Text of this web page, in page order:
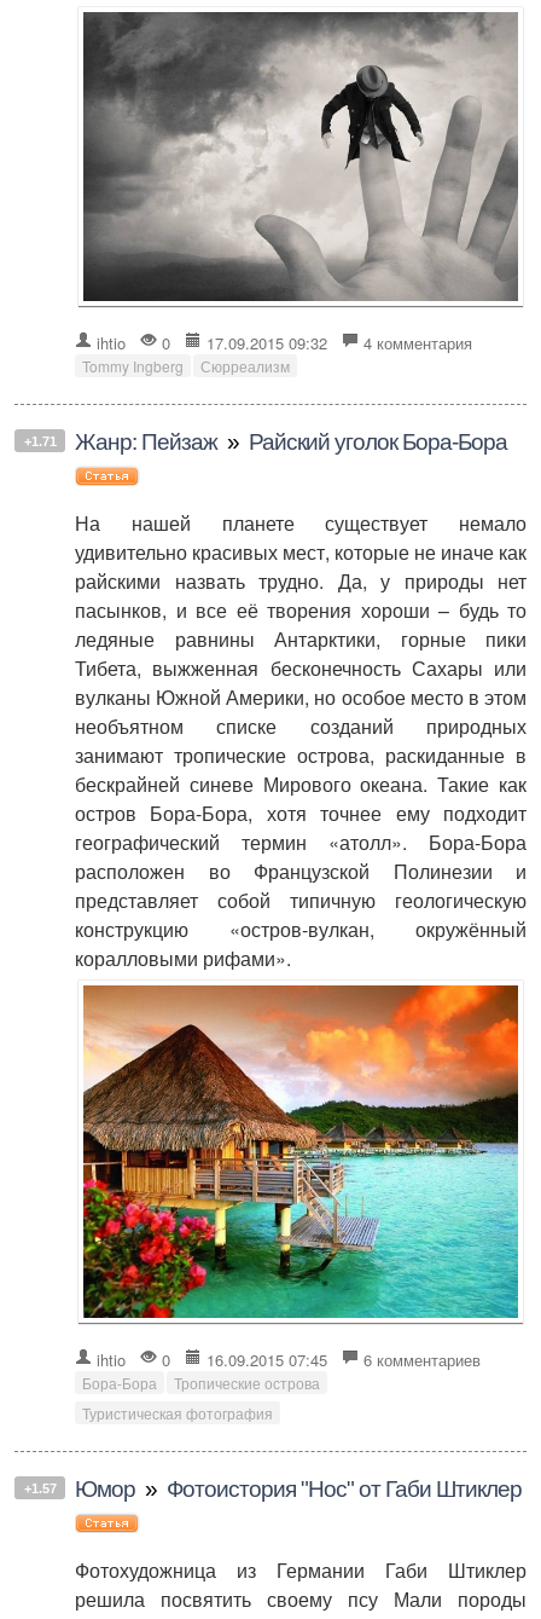
ihtio 0 17.09.2015 09:32 4 комментария
Tommy Ingberg Сюрреализм
+1.71 Жанр: Пейзаж » Райский уголок Бора-Бора
На нашей планете существует немало
удивительно красивых мест, которые не иначе как
райскими назвать трудно. Да, у природы нет
пасынков, и все её творения хороши – будь то
ледяные равнины Антарктики, горные пики
Тибета, выжженная бесконечность Сахары или
вулканы Южной Америки, но особое место в этом
необъятном списке созданий природных
занимают тропические острова, раскиданные в
бескрайней синеве Мирового океана. Такие как
остров Бора-Бора, хотя точнее ему подходит
географический термин «атолл». Бора-Бора
расположен во Французской Полинезии и
представляет собой типичную геологическую
конструкцию «остров-вулкан, окружённый
коралловыми рифами».
ihtio 0 16.09.2015 07:45 6 комментариев
Бора-Бора
Тропические острова
Туристическая фотография
+1.57 Юмор » Фотоистория "Нос" от Габи Штиклер
Фотохудожница из Германии Габи Штиклер
решила посвятить своему псу Мали породы